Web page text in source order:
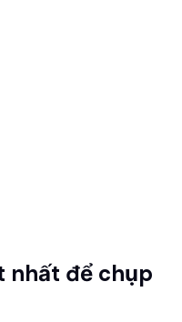
nhất để chụp